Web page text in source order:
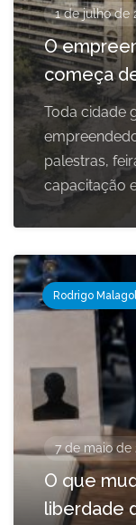
1 de julho de
O
começa
Toda cidade
palestras,
capacitação
Rodrigo
7 de maio de
O que
liberdade